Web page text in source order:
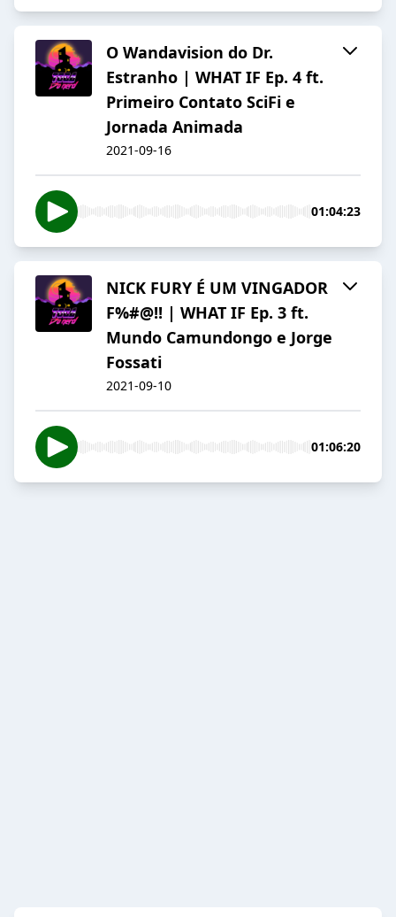
O Wandavision do Dr.
Estranho | WHAT IF Ep. 4 ft.
Primeiro Contato SciFi e
Jornada Animada
2021-09-16
01:04:23
NICK FURY É UM VINGADOR
F%#@!! | WHAT IF Ep. 3 ft.
Mundo Camundongo e Jorge
Fossati
2021-09-10
01:06:20